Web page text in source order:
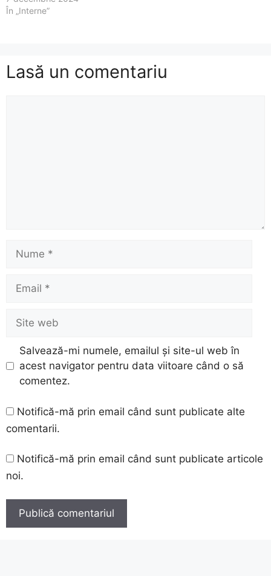
În „Interne”
Lasă un comentariu
Nume
Email
Site
web
Salvează-mi numele, emailul și site-ul web în
acest navigator pentru data viitoare când o să
comentez.
Notifică-mă prin email când sunt publicate alte
comentarii.
Notifică-mă prin email când sunt publicate articole
noi.